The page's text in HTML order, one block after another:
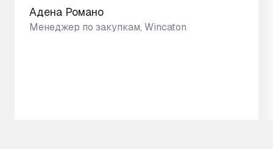
Адена Романо
Менеджер по закупкам, Wincaton